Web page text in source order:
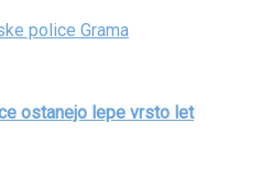
ostanejo lepe vrsto let